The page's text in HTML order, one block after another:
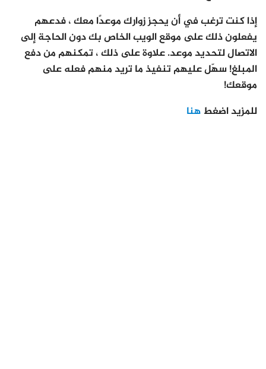
إذا كنت ترغب في أن يحجز زوارك موعدًا معك ، فدعهم
يفعلون ذلك على موقع الويب الخاص بك دون الحاجة إلى
الاتصال لتحديد موعد. علاوة على ذلك ، تمكنهم من دفع
المبلغ! سهّل عليهم تنفيذ ما تريد منهم فعله على
موقعك!
للمزيد اضغط هنا